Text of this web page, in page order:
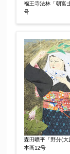
郵便番号 【
↓郵便番号を
れます。番
ご住所 【必
福王寺法林「朝富
号
森田曠平「野分(大
本画12号